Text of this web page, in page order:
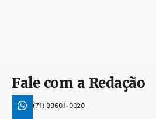
Fale com a Redação
(71) 99601-0020